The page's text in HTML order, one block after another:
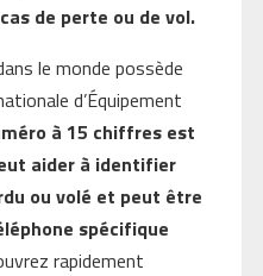
de perte ou de vol.
le monde possède
d’Équipement
à 15 chiffres est
aider à identifier
ou volé et peut être
spécifique
rapidement